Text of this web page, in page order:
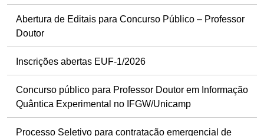
Abertura de Editais para Concurso Público – Professor
Doutor
Inscrições abertas EUF-1/2026
Concurso público para Professor Doutor em Informação
Quântica Experimental no IFGW/Unicamp
Processo Seletivo para contratação emergencial de